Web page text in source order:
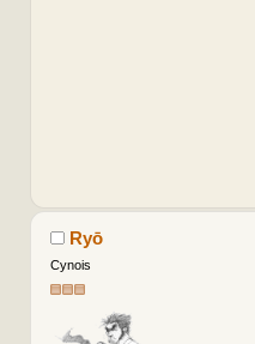
Ryō
Cynois